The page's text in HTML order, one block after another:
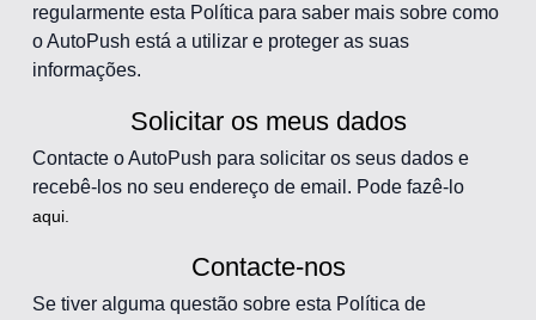
regularmente esta Política para saber mais sobre como
o AutoPush está a utilizar e proteger as suas
informações.
Solicitar os meus dados
Contacte o AutoPush para solicitar os seus dados e
recebê-los no seu endereço de email. Pode fazê-lo
aqui.
Contacte-nos
Se tiver alguma questão sobre esta Política de